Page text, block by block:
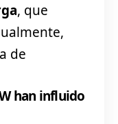
, que
de
han influido